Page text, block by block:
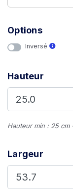
Options
Inversé
Hauteur
Hauteur min : 25 cm
Largeur